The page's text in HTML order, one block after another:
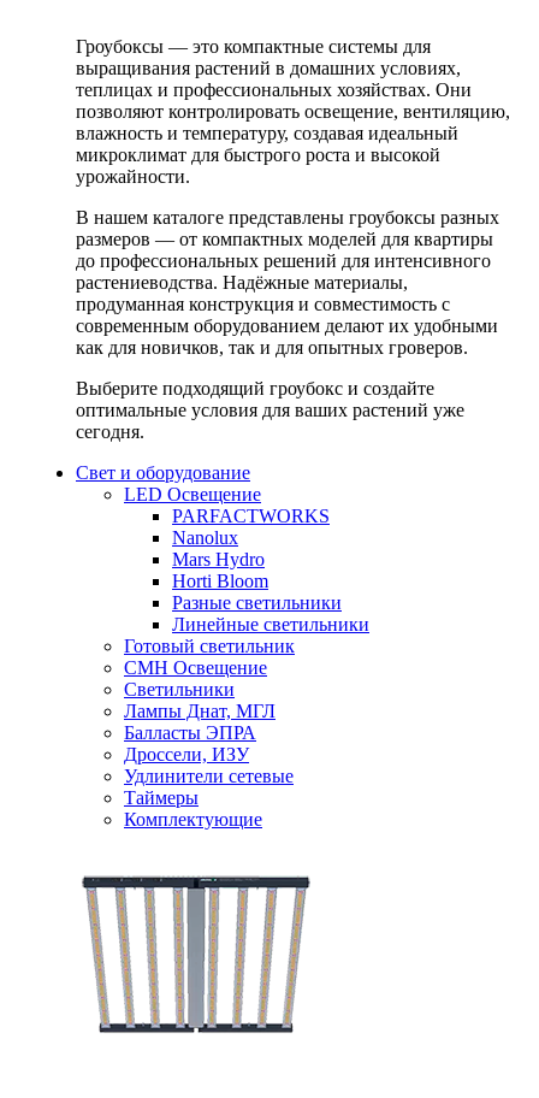
Гроубоксы — это компактные системы для
выращивания растений в домашних условиях,
теплицах и профессиональных хозяйствах. Они
позволяют контролировать освещение, вентиляцию,
влажность и температуру, создавая идеальный
микроклимат для быстрого роста и высокой
урожайности.
В нашем каталоге представлены гроубоксы разных
размеров — от компактных моделей для квартиры
до профессиональных решений для интенсивного
растениеводства. Надёжные материалы,
продуманная конструкция и совместимость с
современным оборудованием делают их удобными
как для новичков, так и для опытных гроверов.
Выберите подходящий гроубокс и создайте
оптимальные условия для ваших растений уже
сегодня.
Свет и оборудование
LED Освещение
PARFACTWORKS
Nanolux
Mars Hydro
Horti Bloom
Разные светильники
Линейные светильники
Готовый светильник
CMH Освещение
Светильники
Лампы Днат, МГЛ
Балласты ЭПРА
Дроссели, ИЗУ
Удлинители сетевые
Таймеры
Комплектующие